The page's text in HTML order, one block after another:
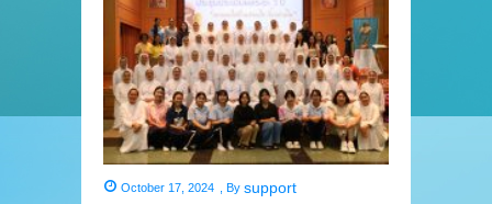
October 17, 2024 , By support